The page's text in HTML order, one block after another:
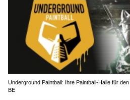
Underground Paintball: Ihre Paintball-Halle für
BE